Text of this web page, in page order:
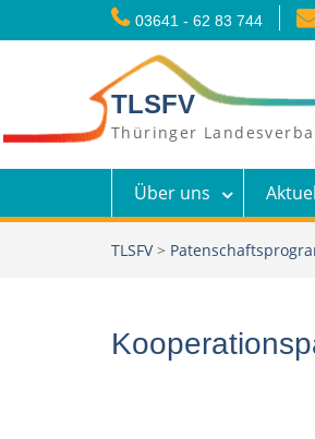
03641 - 62 83 744
TLSFV
Thüringer
Über uns
TLSFV>